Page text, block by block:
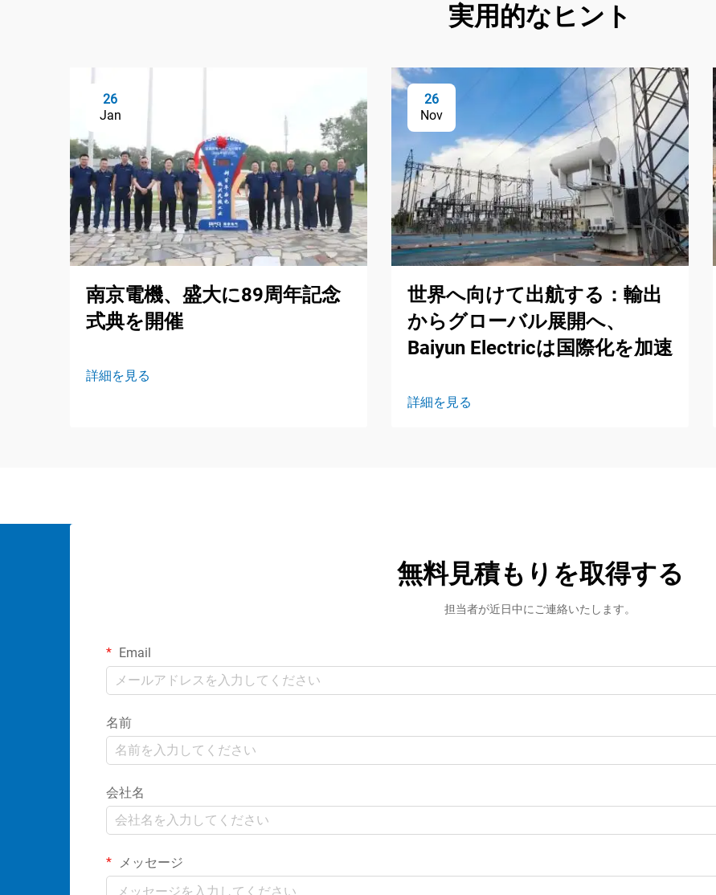
実用的なヒント
26
Jan
南京電機、盛大に89周年記念
式典を開催
詳細を見る
26
Nov
世界へ向けて出航する：輸出
からグローバル展開へ、
Baiyun Electricは国際化を加速
詳細を見る
無料見積もりを取得する
担当者が近日中にご連絡いたします。
Email
名前
会社名
メッセージ